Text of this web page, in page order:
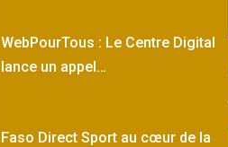
WebPourTous : Le Centre Digital
lance un appel…
Faso Direct Sport au cœur de la